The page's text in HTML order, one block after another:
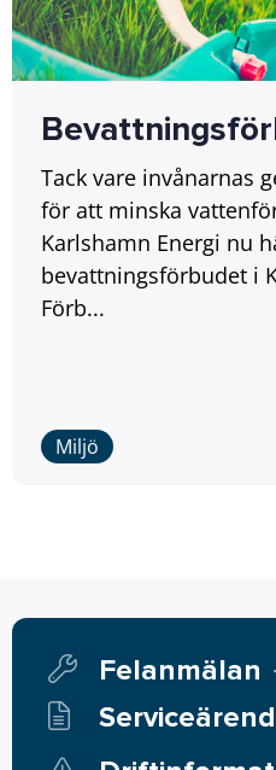
Miljö
Tack vare invånarnas
för att minska
Karlshamn Energi nu
bevattningsförbudet i
Förb...
Felanmälan